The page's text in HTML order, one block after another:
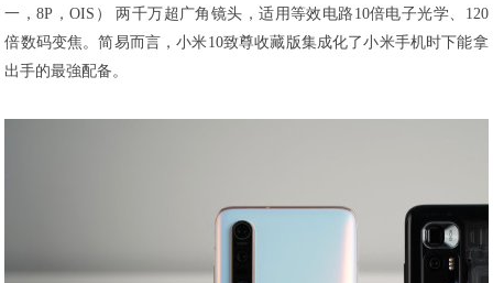
一，8P，OIS） 两千万超广角镜头，适用等效电路10倍电子光学、120
倍数码变焦。简易而言，小米10致尊收藏版集成化了小米手机时下能拿
出手的最強配备。